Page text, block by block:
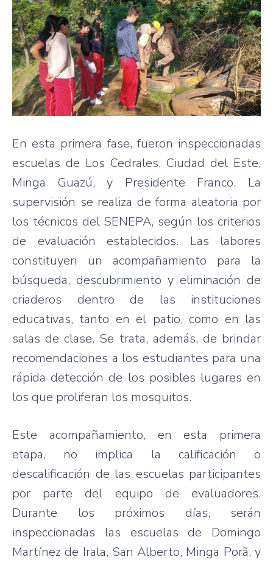
En esta primera fase, fueron inspeccionadas
escuelas de Los Cedrales, Ciudad del Este,
Minga Guazú, y Presidente Franco. La
supervisión se realiza de forma aleatoria por
los técnicos del SENEPA, según los criterios
de evaluación establecidos. Las labores
constituyen un acompañamiento para la
búsqueda, descubrimiento y eliminación de
criaderos dentro de las instituciones
educativas, tanto en el patio, como en las
salas de clase. Se trata, además, de brindar
recomendaciones a los estudiantes para una
rápida detección de los posibles lugares en
los que proliferan los mosquitos.
Este acompañamiento, en esta primera
etapa, no implica la calificación o
descalificación de las escuelas participantes
por parte del equipo de evaluadores.
Durante los próximos días, serán
inspeccionadas las escuelas de Domingo
Martínez de Irala, San Alberto, Minga Porã, y